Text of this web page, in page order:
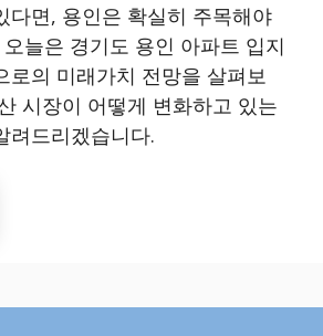
다면, 용인은 확실히 주목해야
오늘은 경기도 용인 아파트 입지
로의 미래가치 전망을 살펴보
시장이 어떻게 변화하고 있는
려드리겠습니다.